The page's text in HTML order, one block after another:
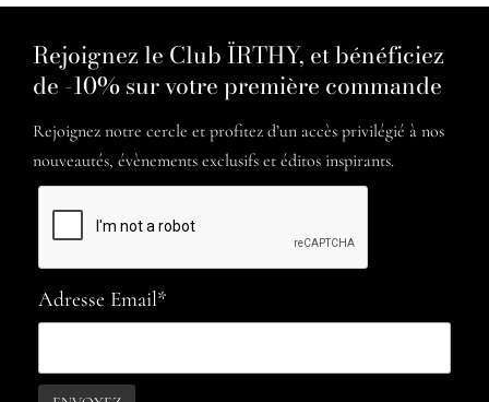
Rejoignez le Club ÏRTHY, et bénéficiez
de -10% sur votre première commande
Rejoignez notre cercle et profitez d’un accès privilégié à nos
nouveautés, évènements exclusifs et éditos inspirants.
Adresse Email*